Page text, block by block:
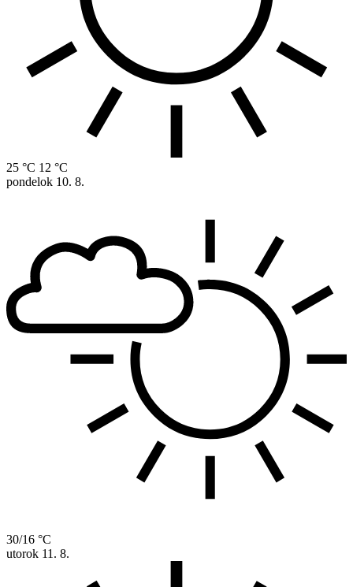
25 °C 12 °C
pondelok 10. 8.
30/16 °C
utorok 11. 8.